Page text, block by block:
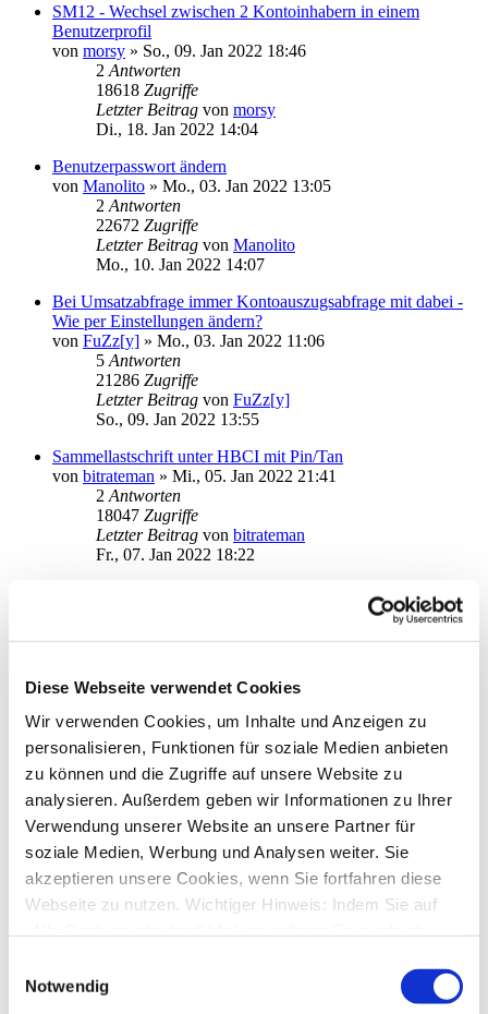
Diese Webseite verwendet Cookies
Wir verwenden Cookies, um Inhalte und Anzeigen zu
personalisieren, Funktionen für soziale Medien anbieten
zu können und die Zugriffe auf unsere Website zu
analysieren. Außerdem geben wir Informationen zu Ihrer
Verwendung unserer Website an unsere Partner für
soziale Medien, Werbung und Analysen weiter. Sie
akzeptieren unsere Cookies, wenn Sie fortfahren diese
Webseite zu nutzen. Wichtiger Hinweis: Indem Sie auf
Benutzung bestimmter Dienste auf der Seite (Twitter,
Google, LinkedIn) Ihre Daten in den USA verarbeitet
Notwendig
SM12 - Wechsel zwischen 2 Kontoinhabern in einem
Benutzerprofil
von morsy » So., 09. Jan 2022 18:46
2 Antworten
18618 Zugriffe
Letzter Beitrag von morsy
Di., 18. Jan 2022 14:04
Benutzerpasswort ändern
von Manolito » Mo., 03. Jan 2022 13:05
2 Antworten
22672 Zugriffe
Letzter Beitrag von Manolito
Mo., 10. Jan 2022 14:07
Bei Umsatzabfrage immer Kontoauszugsabfrage mit dabei -
Wie per Einstellungen ändern?
von FuZz[y] » Mo., 03. Jan 2022 11:06
5 Antworten
21286 Zugriffe
Letzter Beitrag von FuZz[y]
So., 09. Jan 2022 13:55
Sammellastschrift unter HBCI mit Pin/Tan
von bitrateman » Mi., 05. Jan 2022 21:41
2 Antworten
18047 Zugriffe
Letzter Beitrag von bitrateman
Fr., 07. Jan 2022 18:22
Do., 06. Jan 2022 20:05
Umstellung HBCI- Chip-Tan: HBCI ausgelaufen!?
voninfo@seminarurlaub.de» Do., 06. Jan 2022 18:56
Antworten
16970Zugriffe
Letzter Beitrag vonaudiolet
Do., 06. Jan 2022 20:01
Umsätze anzeigen lassen
vonhache»Di., 21. Dez 2021 10:13
1Antworten
Letzter Beitragvonebi_f
kontoverwaltung